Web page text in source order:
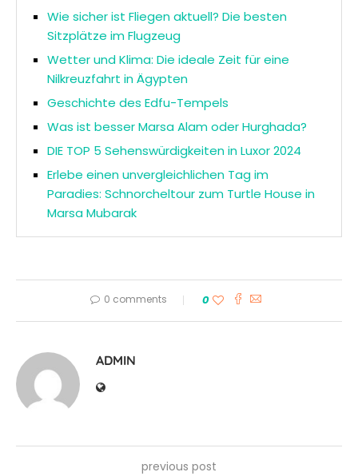
Wie sicher ist Fliegen aktuell? Die besten
Sitzplätze im Flugzeug
Wetter und Klima: Die ideale Zeit für eine
Nilkreuzfahrt in Ägypten
Geschichte des Edfu-Tempels
Was ist besser Marsa Alam oder Hurghada?
DIE TOP 5 Sehenswürdigkeiten in Luxor 2024
Erlebe einen unvergleichlichen Tag im
Paradies: Schnorcheltour zum Turtle House in
Marsa Mubarak
0 comments 0
ADMIN
previous post